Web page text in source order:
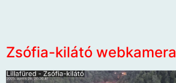
Zsófia-kilátó webkamera